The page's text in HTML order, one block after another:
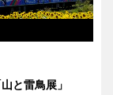
と雷鳥展」